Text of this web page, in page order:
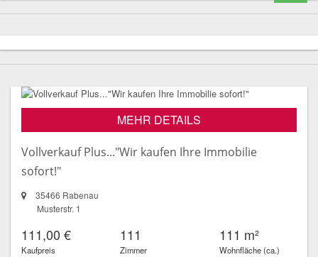
MEHR DETAILS
Vollverkauf Plus..."Wir kaufen Ihre Immobilie
sofort!"
35466 Rabenau
Musterstr. 1
111,00 €
Kaufpreis
111
Zimmer
111 m²
Wohnfläche (ca.)